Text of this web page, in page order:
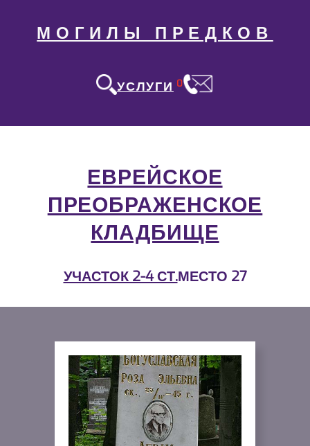
МОГИЛЫ ПРЕДКОВ
УСЛУГИ 0
ЕВРЕЙСКОЕ
ПРЕОБРАЖЕНСКОЕ
КЛАДБИЩЕ
УЧАСТОК 2-4 СТ.МЕСТО 27